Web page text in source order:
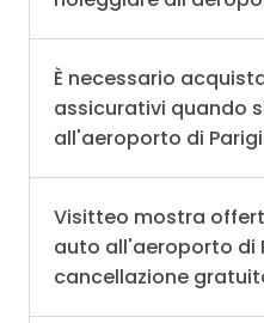
È necessario
assicurativi quando
all'aeroporto di Parigi
Visitteo mostra
auto all'aeroporto di
cancellazione